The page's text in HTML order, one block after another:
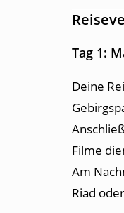
Tag 1:
Deine
Filme
Am
Riad